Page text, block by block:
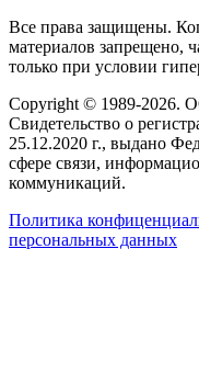
Все права защищены.
материалов запрещено,
только при условии
Copyright © 1989-2026.
Свидетельство о
25.12.2020 г., выдано
сфере связи,
коммуникаций.
Политика
персональных данных